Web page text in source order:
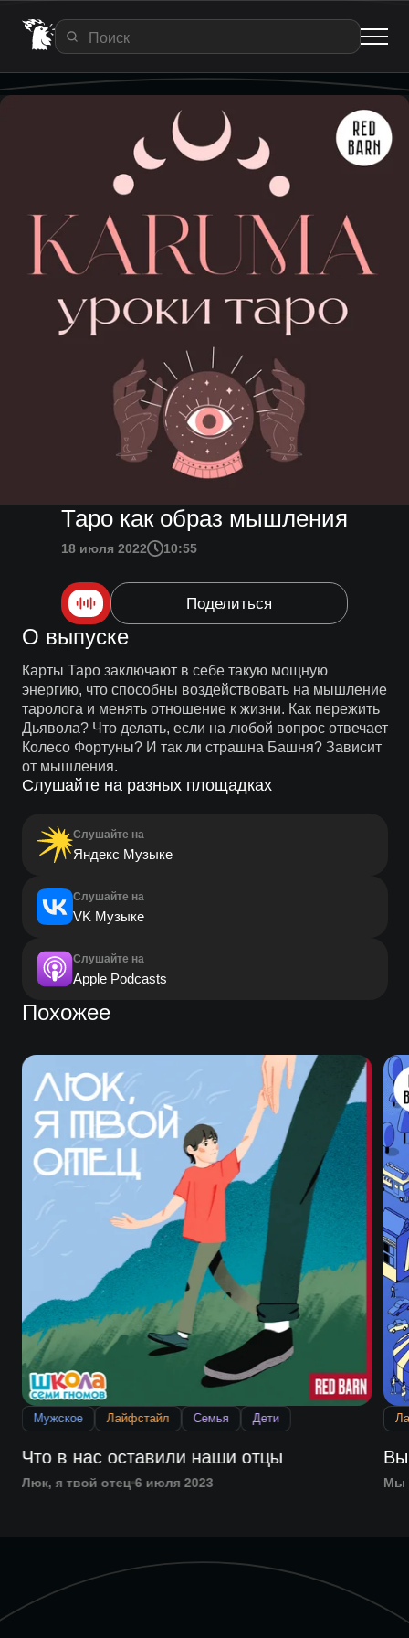
Таро как образ мышления
18 июля 2022 10:55
Поделиться
О выпуске
Карты Таро заключают в себе такую мощную
энергию, что способны воздействовать на мышление
таролога и менять отношение к жизни. Как пережить
Дьявола? Что делать, если на любой вопрос отвечает
Колесо Фортуны? И так ли страшна Башня? Зависит
от мышления.
Слушайте на разных площадках
Слушайте на
Яндекс Музыке
Слушайте на
VK Музыке
Слушайте на
Apple Podcasts
Похожее
Мужское Лайфстайл Семья Дети
Что в нас оставили наши отцы
Люк, я твой отец 6 июля 2023 Мы